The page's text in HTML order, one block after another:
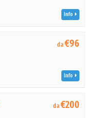
Info
da€96
Info
da€200